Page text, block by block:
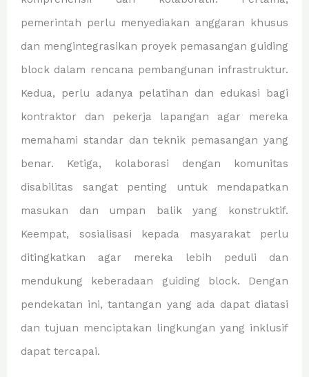
pemerintah perlu menyediakan anggaran khusus
dan mengintegrasikan proyek pemasangan guiding
block dalam rencana pembangunan infrastruktur.
Kedua, perlu adanya pelatihan dan edukasi bagi
kontraktor dan pekerja lapangan agar mereka
memahami standar dan teknik pemasangan yang
benar. Ketiga, kolaborasi dengan komunitas
disabilitas sangat penting untuk mendapatkan
masukan dan umpan balik yang konstruktif.
Keempat, sosialisasi kepada masyarakat perlu
ditingkatkan agar mereka lebih peduli dan
mendukung keberadaan guiding block. Dengan
pendekatan ini, tantangan yang ada dapat diatasi
dan tujuan menciptakan lingkungan yang inklusif
dapat tercapai.